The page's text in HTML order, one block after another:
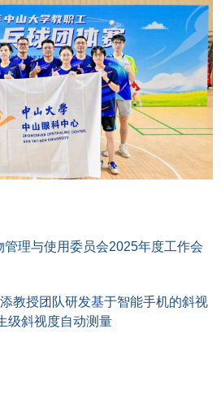
管理与使用委员会2025年度工作会
教授团队研发基于智能手机的斜视
级斜视度自动测量